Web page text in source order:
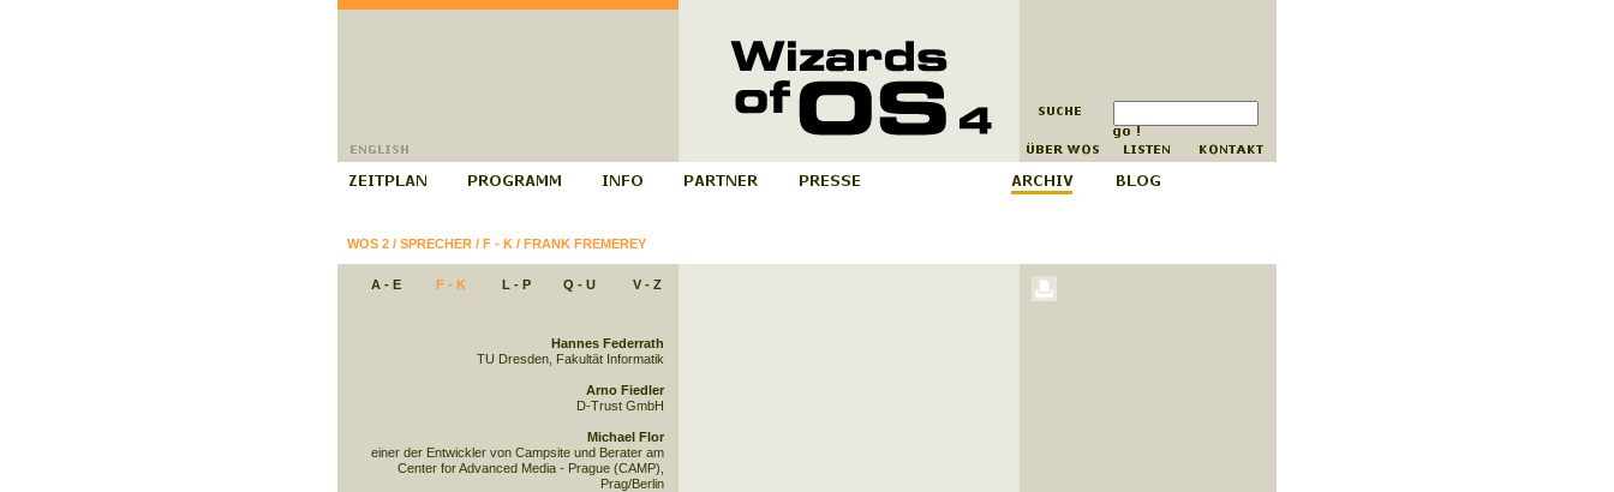
WOS 2/ SPRECHER/ F - K/ FRANK FREMEREY
A - E F - K L - P Q - U V - Z
Hannes Federrath
TU Dresden, Fakultät Informatik
Arno Fiedler
D-Trust GmbH
Michael Flor
einer der Entwickler von Campsite und Berater am
Center for Advanced Media - Prague (CAMP),
Prag/Berlin